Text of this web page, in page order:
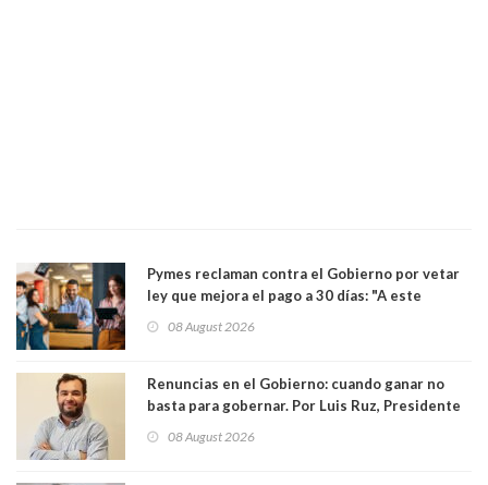
Pymes reclaman contra el Gobierno por vetar
ley que mejora el pago a 30 días: "A este
medianas empresas"
08 August 2026
Renuncias en el Gobierno: cuando ganar no
basta para gobernar. Por Luis Ruz, Presidente
08 August 2026